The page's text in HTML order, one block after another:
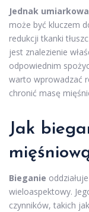
Jednak
może być kluczem
redukcji tkanki
jest znalezienie
odpowiednim
warto wprowadzać
chronić masę
Jak
Bieganie
wieloaspektowy.
czynników, takich jak